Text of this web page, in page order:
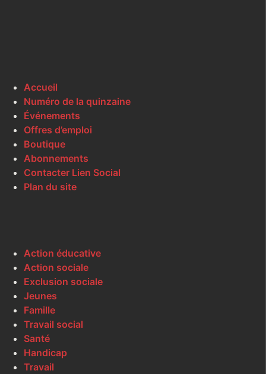
Accueil
Numéro de la quinzaine
Événements
Offres d’emploi
Boutique
Abonnements
Contacter Lien Social
Plan du site
Action éducative
Action sociale
Exclusion sociale
Jeunes
Famille
Travail social
Santé
Handicap
Travail